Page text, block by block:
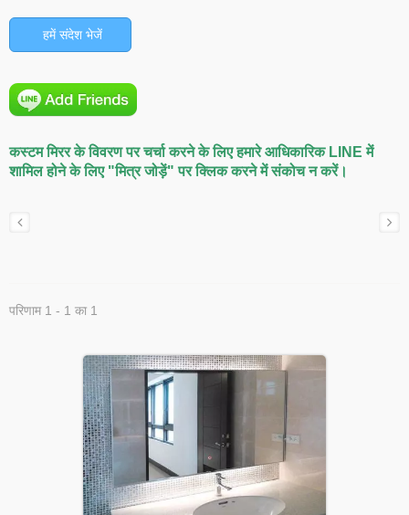
हमें संदेश भेजें
कस्टम मिरर के विवरण पर चर्चा करने के लिए हमारे आधिकारिक LINE में
शामिल होने के लिए "मित्र जोड़ें" पर क्लिक करने में संकोच न करें।
परिणाम 1 - 1 का 1